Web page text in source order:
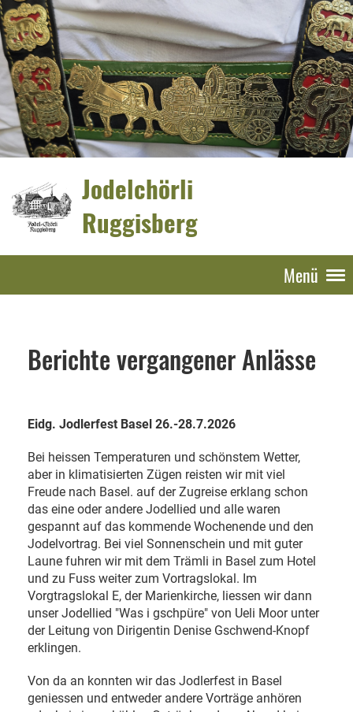
Jodelchörli
Ruggisberg
Menü
Berichte vergangener Anlässe
Eidg. Jodlerfest Basel 26.-28.7.2026
Bei heissen Temperaturen und schönstem Wetter,
aber in klimatisierten Zügen reisten wir mit viel
Freude nach Basel. auf der Zugreise erklang schon
das eine oder andere Jodellied und alle waren
gespannt auf das kommende Wochenende und den
Jodelvortrag. Bei viel Sonnenschein und mit guter
Laune fuhren wir mit dem Trämli in Basel zum Hotel
und zu Fuss weiter zum Vortragslokal. Im
Vorgtragslokal E, der Marienkirche, liessen wir dann
unser Jodellied "Was i gschpüre" von Ueli Moor unter
der Leitung von Dirigentin Denise Gschwend-Knopf
erklingen.
Von da an konnten wir das Jodlerfest in Basel
geniessen und entweder andere Vorträge anhören